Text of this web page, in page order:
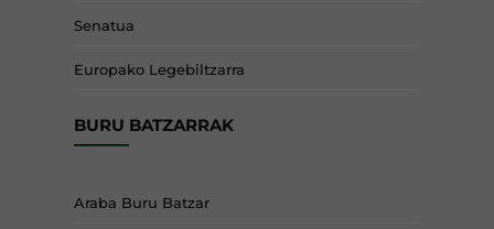
Senatua
Europako Legebiltzarra
BURU BATZARRAK
Araba Buru Batzar